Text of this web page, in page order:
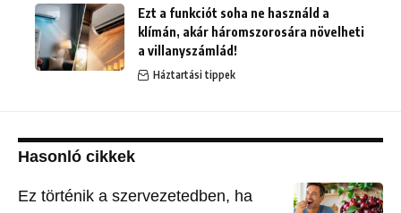
Ezt a funkciót soha ne használd a
klímán, akár háromszorosára növelheti
a villanyszámlád!
Háztartási tippek
Hasonló cikkek
Ez történik a szervezetedben, ha